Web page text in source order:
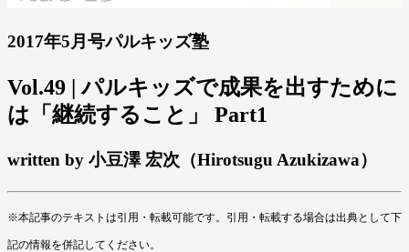
2017年5月号パルキッズ塾
Vol.49 | パルキッズで成果を出すために
は「継続すること」 Part1
written by 小豆澤 宏次（Hirotsugu Azukizawa）
※本記事のテキストは引用・転載可能です。引用・転載する場合は出典として下
記の情報を併記してください。